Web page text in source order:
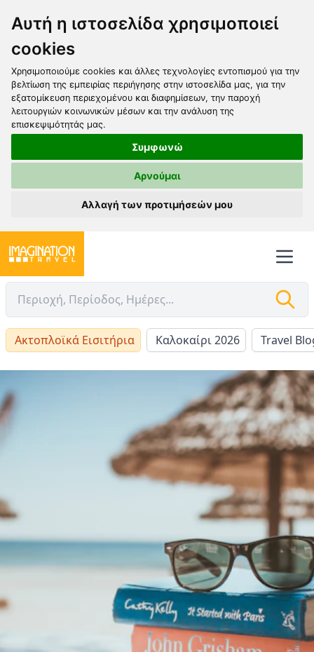
Αυτή η ιστοσελίδα χρησιμοποιεί
cookies
Χρησιμοποιούμε cookies και άλλες τεχνολογίες εντοπισμού για την
βελτίωση της εμπειρίας περιήγησης στην ιστοσελίδα μας, για την
εξατομίκευση περιεχομένου και διαφημίσεων, την παροχή
λειτουργιών κοινωνικών μέσων και την ανάλυση της
επισκεψιμότητάς μας.
Συμφωνώ
Αρνούμαι
Αλλαγή των προτιμήσεών μου
Ακτοπλοϊκά Εισιτήρια Καλοκαίρι 2026 Travel